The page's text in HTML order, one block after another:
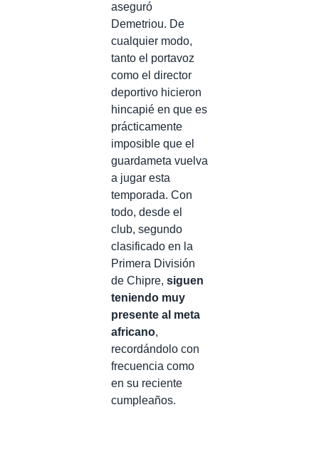
aseguró
Demetriou. De
cualquier modo,
tanto el portavoz
como el director
deportivo hicieron
hincapié en que es
prácticamente
imposible que el
guardameta vuelva
a jugar esta
temporada. Con
todo, desde el
club, segundo
clasificado en la
Primera División
de Chipre, siguen
teniendo muy
presente al meta
africano,
recordándolo con
frecuencia como
en su reciente
cumpleaños.